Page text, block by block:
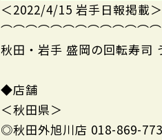
＜2022/4/15 岩手日報掲載＞
秋田・岩手 盛岡の回転寿司
◆店舗
＜秋田県＞
◎秋田外旭川店 018-869-